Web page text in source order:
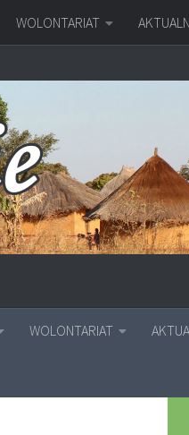
WOLONTARIAT
WOLONTARIAT